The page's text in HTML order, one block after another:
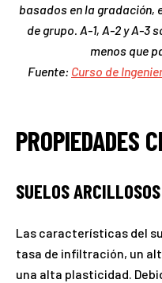
basados en la gradación,
de grupo. A-1, A-2 y A-3
menos que
Fuente: Curso de
PROPIEDADES
SUELOS ARCILLOSOS
Las características del
tasa de infiltración, un
una alta plasticidad.